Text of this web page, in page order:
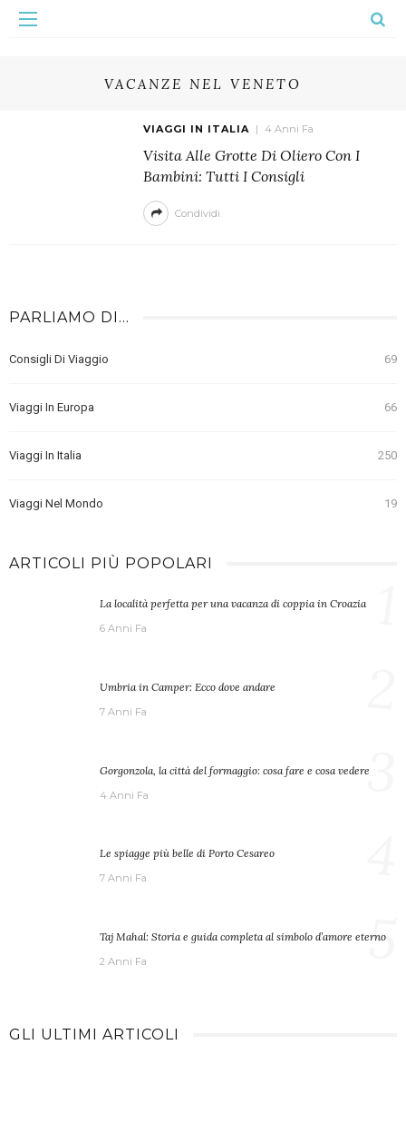
VACANZE NEL VENETO
VIAGGI IN ITALIA 4 Anni Fa
Visita Alle Grotte Di Oliero Con I
Bambini: Tutti I Consigli
Condividi
PARLIAMO DI…
Consigli Di Viaggio 69
Viaggi In Europa 66
Viaggi In Italia 250
Viaggi Nel Mondo 19
ARTICOLI PIÙ POPOLARI
La località perfetta per una vacanza di coppia in Croazia
6 Anni Fa
Umbria in Camper: Ecco dove andare
7 Anni Fa
Gorgonzola, la città del formaggio: cosa fare e cosa vedere
4 Anni Fa 3
Le spiagge più belle di Porto Cesareo
7 Anni Fa
Taj Mahal: Storia e guida completa al simbolo d’amore eterno
2 Anni Fa 5
GLI ULTIMI ARTICOLI